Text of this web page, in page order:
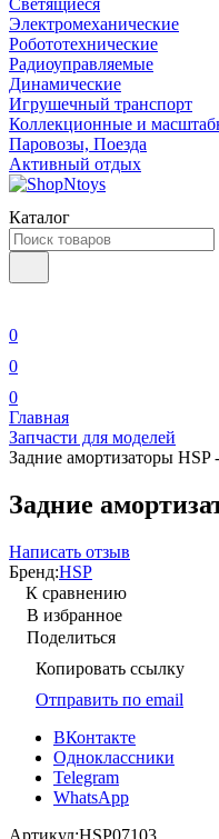
Светящиеся
Электромеханические
Робототехнические
Радиоуправляемые
Динамические
Игрушечный транспорт
Коллекционные и
Паровозы, Поезда
Активный отдых
Каталог
0
0
0
Главная
Запчасти для моделей
Задние амортизаторы HSP
Задние
Написать отзыв
Бренд:HSP
К сравнению
В избранное
Поделиться
Копировать ссылку
Отправить по email
ВКонтакте
Одноклассники
Telegram
WhatsApp
Артикул:HSP07103